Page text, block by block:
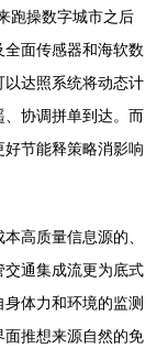
跑操数字城市之后
面传感器和海软数
达照系统将动态计
协调拼单到达。而
节能释策略消影响
高质量信息源的、
通集成流更为底式
体力和环境的监测
推想来源自然的免